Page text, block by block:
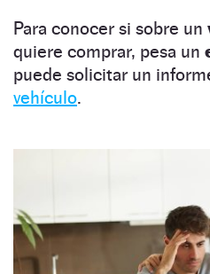
Para conocer si sobre un
quiere comprar, pesa un
puede solicitar un
vehículo.